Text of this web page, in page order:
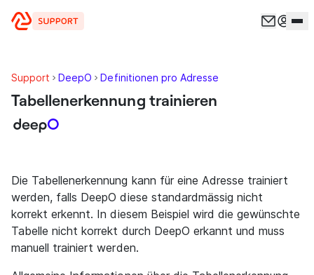
Support DeepO Definitionen pro Adresse
Tabellenerkennung trainieren
Die Tabellenerkennung kann für eine Adresse trainiert
werden, falls DeepO diese standardmässig nicht
korrekt erkennt. In diesem Beispiel wird die gewünschte
Tabelle nicht korrekt durch DeepO erkannt und muss
manuell trainiert werden.